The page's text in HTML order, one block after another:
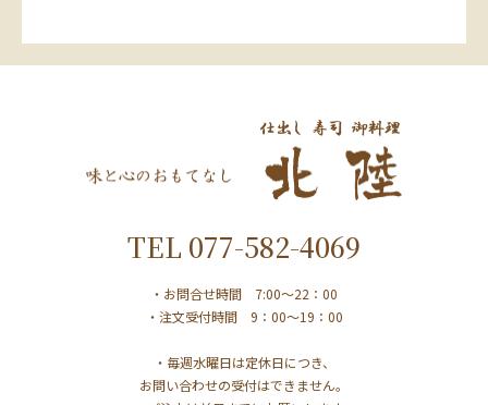
TEL 077-582-4069
・お問合せ時間 7:00～22：00
・注文受付時間 9：00～19：00
・毎週水曜日は定休日につき、
お問い合わせの受付はできません。